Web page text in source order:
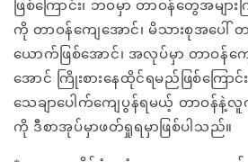
ဖြစ်ကြောင်း၊ ဘဝမှာ တာဝန်တွေအမျာ
ကို တာဝန်ကျေအောင်၊ မိသားစုအပေ
ယောက်ဖြစ်အောင်၊ အလုပ်မှာ တာဝန်
အောင် ကြိုးစားနေထိုင်ရမည်ဖြစ်ကြော
သေချာပေါက်ကျေပွန်ရမယ့် တာဝန်နဲ့
ကို ဒီစာအုပ်မှာဖတ်ရှုရမှာဖြစ်ပါသည်။